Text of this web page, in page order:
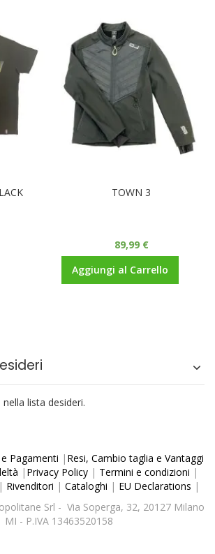
TOWN 3
89,99 €
Aggiungi al Carrello
lista desideri.
Pagamenti | Resi, Cambio taglia e Vantaggi
| Privacy Policy | Termini e condizioni |
| Rivenditori | Cataloghi | EU Declarations |
Srl - Via Soperga, 32, 20127 Milano
MI - P.IVA 13463520158